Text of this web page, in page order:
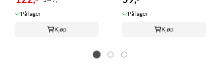
På lager
Kjøp
På lager
Kjøp